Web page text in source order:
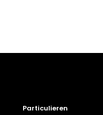
Particulieren